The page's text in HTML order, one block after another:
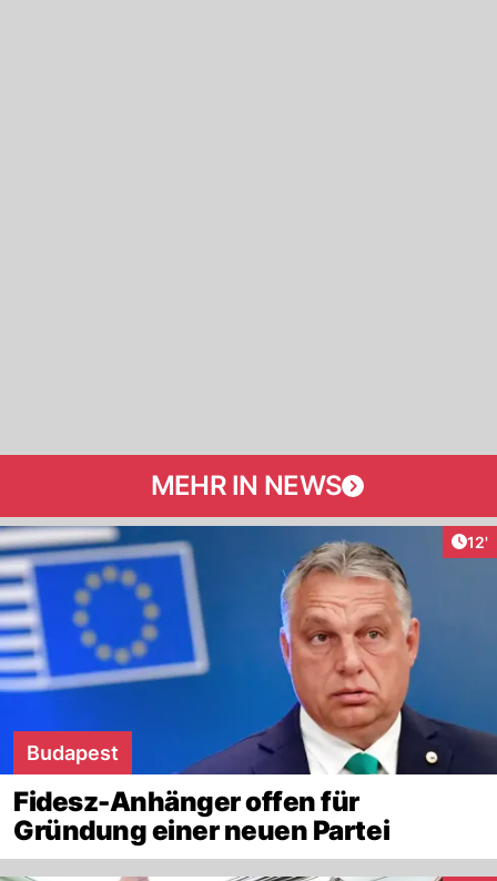
MEHR IN NEWS
12'
Budapest
Fidesz-Anhänger offen für
Gründung einer neuen Partei